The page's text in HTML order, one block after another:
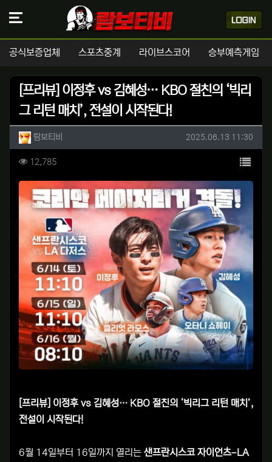
공식보증업체 스포츠중계 라이브스코어 승부예측게임
[프리뷰] 이정후 vs 김혜성… KBO 절친의 ‘빅리
그 리턴 매치’, 전설이 시작된다!
작성자 정보
람보티비 작성일
2025.06.13 11:30
컨텐츠 정보
12,785조회 목록
본문
[프리뷰] 이정후 vs 김혜성… KBO 절친의 ‘빅리그 리턴 매치’,
전설이 시작된다!
6월 14일부터 16일까지 열리는 샌프란시스코 자이언츠–LA